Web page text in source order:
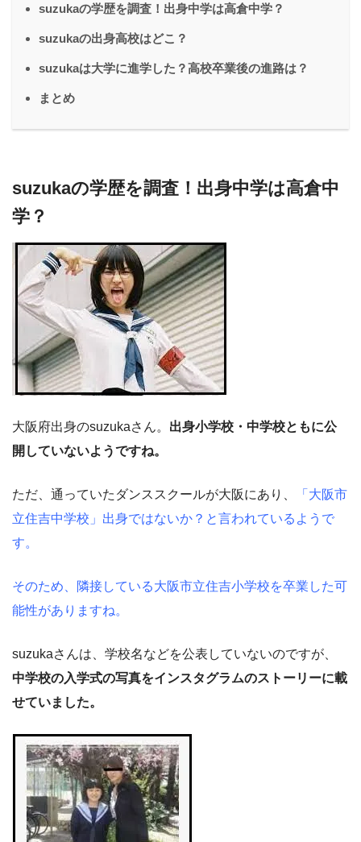
suzukaの学歴を調査！出身中学は高倉中学？
suzukaの出身高校はどこ？
suzukaは大学に進学した？高校卒業後の進路は？
まとめ
suzukaの学歴を調査！出身中学は高倉中
学？
大阪府出身のsuzukaさん。 出身小学校・中学校ともに公
開していないようですね。
ただ、通っていたダンススクールが大阪にあり、
「大阪市
立住吉中学校」出身ではないか？と言われているようで
す。
そのため、隣接している大阪市立住吉小学校を卒業した可
能性がありますね。
suzukaさんは、学校名などを公表していないのですが、
中学校の入学式の写真をインスタグラムのストーリーに載
せていました。